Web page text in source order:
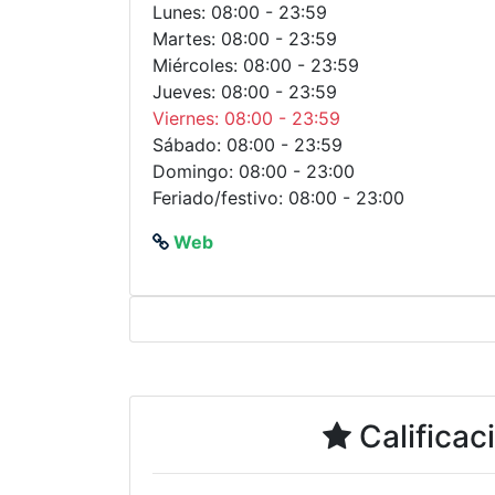
Lunes: 08:00 - 23:59
Martes: 08:00 - 23:59
Miércoles: 08:00 - 23:59
Jueves: 08:00 - 23:59
Viernes: 08:00 - 23:59
Sábado: 08:00 - 23:59
Domingo: 08:00 - 23:00
Feriado/festivo: 08:00 - 23:00
Web